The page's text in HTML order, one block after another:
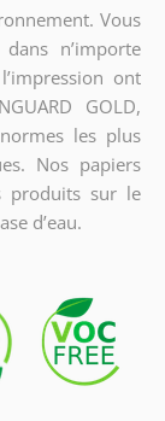
Vous
n’importe
ont
GOLD,
les plus
Nos papiers
produits sur le
d’eau.